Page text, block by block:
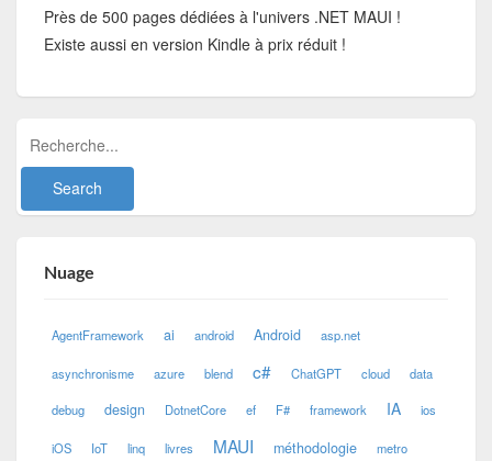
Près de 500 pages dédiées à l'univers .NET MAUI !
Existe aussi en version Kindle à prix réduit !
Nuage
AgentFramework ai android Android asp.net
asynchronisme azure blend c# ChatGPT cloud data
debug design DotnetCore ef F# framework IA ios
iOS IoT linq livres MAUI méthodologie metro